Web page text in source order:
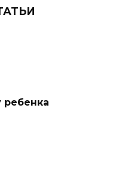
ребенка